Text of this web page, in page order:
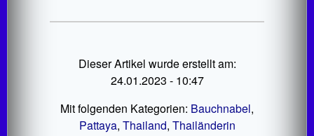
Dieser Artikel wurde erstellt am:
24.01.2023 - 10:47
Mit folgenden Kategorien: Bauchnabel,
Pattaya, Thailand, Thailänderin